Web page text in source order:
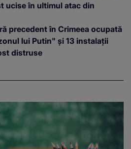
ucise în ultimul atac din
precedent în Crimeea ocupată
lui Putin" și 13 instalații
distruse